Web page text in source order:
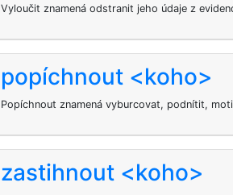
Vyloučit znamená odstranit jeho údaje z
popíchnout <koho>
Popíchnout znamená vyburcovat, podnítit,
zastihnout <koho>